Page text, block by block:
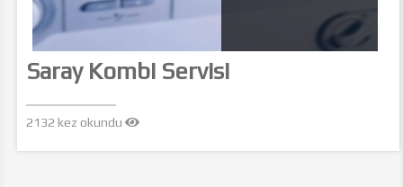
Saray Kombi Servisi
2132 kez okundu